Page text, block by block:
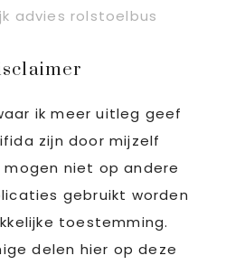
advies rolstoelbus
ik meer uitleg geef
zijn door mijzelf
mogen niet op andere
gebruikt worden
toestemming.
delen hier op deze